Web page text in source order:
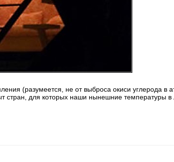
(разумеется, не от выброса окиси углерода в
стран, для которых наши нынешние температуры